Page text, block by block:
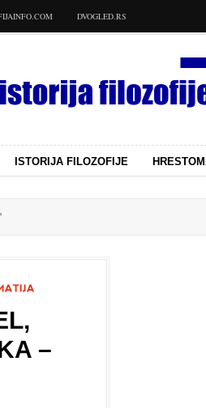
DVOGLED.RS
ISTORIJA FILOZOFIJE
–